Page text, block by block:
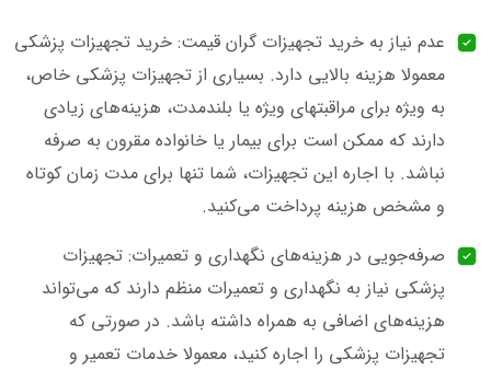
عدم نیاز به خرید تجهیزات گران قیمت: خرید تجهیزات پزشکی
معمولا هزینه بالایی دارد. بسیاری از تجهیزات پزشکی خاص،
به ویژه برای مراقبت‎های ویژه یا بلندمدت، هزینه‌های زیادی
دارند که ممکن است برای بیمار یا خانواده مقرون به صرفه
نباشد. با اجاره این تجهیزات، شما تنها برای مدت زمان کوتاه
و مشخص هزینه پرداخت می‌کنید.
صرفه‌جویی در هزینه‌های نگهداری و تعمیرات: تجهیزات
پزشکی نیاز به نگهداری و تعمیرات منظم دارند که می‌تواند
هزینه‌های اضافی به همراه داشته باشد. در صورتی که
تجهیزات پزشکی را اجاره کنید، معمولا خدمات تعمیر و